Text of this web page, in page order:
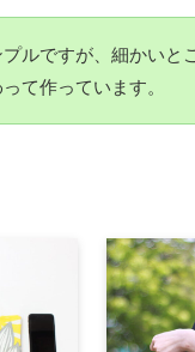
プルですが、細かいと
て作っています。